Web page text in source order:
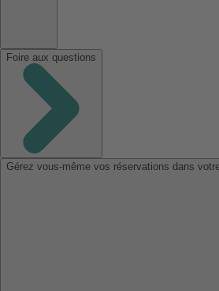
Foire aux questions
Gérez vous-même vos réservations dans